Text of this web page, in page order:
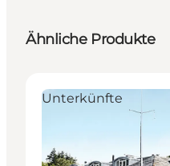
Ähnliche Produkte
Unterkünfte